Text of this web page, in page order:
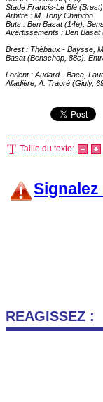
Stade Francis-Le Blé (Brest)
Arbitre : M. Tony Chapron
Buts : Ben Basat (14e),
Avertissements : Ben
Brest : Thébaux - Baysse,
Basat (Benschop, 88e).
Lorient : Audard - Baca,
Aliadière, A. Traoré (Giuly,
Taille du texte:
REAGISSEZ :